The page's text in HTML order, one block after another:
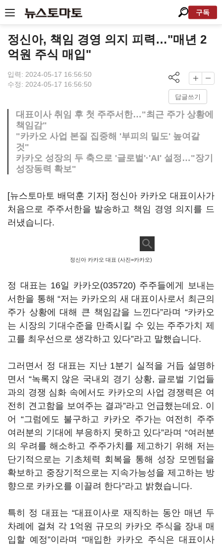
구독
정신아, 책임 경영 의지 피력…"매년 2
억원 주식 매입"
입력: 2024-05-17 16:56:50
수정: 2024-05-17 16:56:50
답글쓰기
대표이사 취임 후 첫 주주서한…"최근 주가 상황에
책임감"
"카카오 사업 본질 집중해 '부피의 밀도' 높여갈
것"
카카오 성장의 두 축으로 '글로벌'·'AI' 설정…"장기
성장동력 확보"
[뉴스토마토 배덕훈 기자] 정신아 카카오 대표이사가
처음으로 주주서한을 발송하고 책임 경영 의지를 드
러냈습니다.
정신아 카카오 대표 (사진=카카오)
정 대표는 16일 카카오(035720) 주주들에게 보내는
서한을 통해“저는 카카오의 새 대표이사로서 최근의
주가 상황에 대해 큰 책임감을 느낀다”라며“카카오
는 시장의 기대수준을 만족시킬 수 있는 주주가치 제
고를 최우선으로 생각하고 있다”라고 말했습니다.
그러면서 정 대표는 지난 1분기 실적을 거듭 설명하
면서 “녹록지 않은 국내외 경기 상황, 글로벌 기업들
과의 경쟁 심화 속에서도 카카오의 사업 경쟁력은 여
전히 견고함을 보여주는 결과”라고 언급했는데요. 이
어 “그럼에도 불구하고 카카오 주가는 여전히 주주
여러분의 기대에 부응하지 못하고 있다”라며“여러분
의 우려를 해소하고 주주가치를 제고하기 위해 저는
단기적으로는 기초체력 회복을 통해 성장 모멘텀을
확보하고 중장기적으로는 지속가능성을 제고하는 방
향으로 카카오를 이끌려 한다”라고 밝혔습니다.
특히 정 대표는“대표이사로 재직하는 동안 매년 두
차례에 걸쳐 각 1억원 규모의 카카오 주식을 장내 매
입할 예정”이라며“매입한 카카오 주식은 대표이사